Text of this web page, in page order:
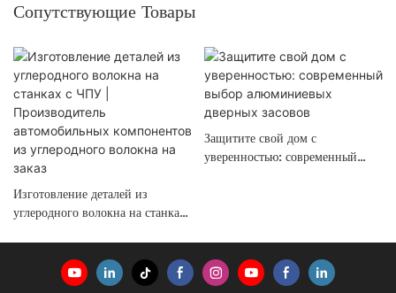
Сопутствующие Товары
Изготовление деталей из
углеродного волокна на станках
углеродного волокна на заказ
Защитите свой дом с
уверенностью: современный